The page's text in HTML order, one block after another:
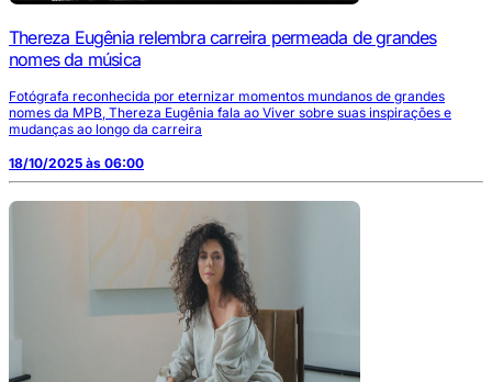
Thereza Eugênia relembra carreira permeada de grandes
nomes da música
Fotógrafa reconhecida por eternizar momentos mundanos de grandes
nomes da MPB, Thereza Eugênia fala ao Viver sobre suas inspirações e
mudanças ao longo da carreira
18/10/2025 às 06:00